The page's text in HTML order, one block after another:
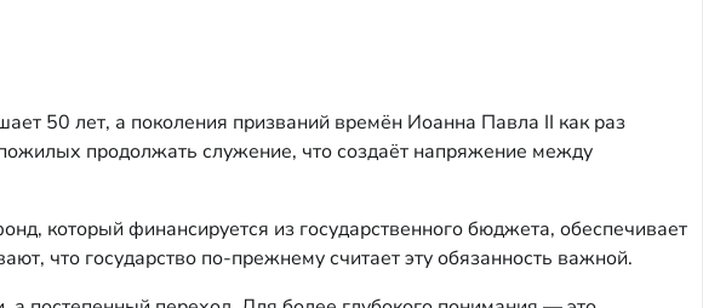
50 лет, а поколения призваний времён Иоанна Павла II как раз
продолжать служение, что создаёт напряжение между
который финансируется из государственного бюджета, обеспечивает
что государство по-прежнему считает эту обязанность важной.